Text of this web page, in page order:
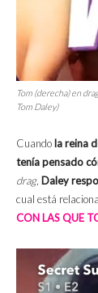
Tom (derecha) en
Tom Daley)
Cuando la reina
tenía pensado
drag, Daley
cual está
CON LAS QUE